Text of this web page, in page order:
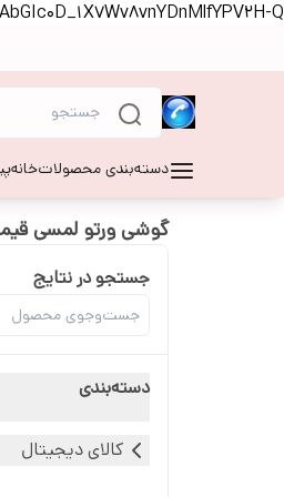
Q
دسته‌بندی محصولاتخانه
گوشی ورتو لمسی
جستجو در نتایج
دسته‌بندی
کالای دیجیتال